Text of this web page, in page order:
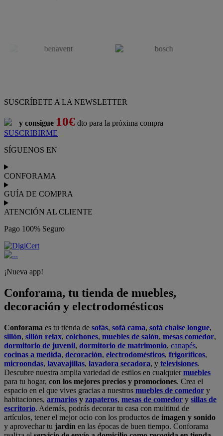
SUSCRÍBETE A LA NEWSLETTER
y consigue 10€ dto para la próxima compra
SUSCRIBIRME
SÍGUENOS EN
CONFORAMA
GUÍA DE COMPRA
ATENCIÓN AL CLIENTE
Pago 100% Seguro
¡Nueva app!
Conforama, tu tienda de muebles,
decoración y electrodomésticos
Conforama es tu tienda de sofás, sofá cama, sofá chaise longue,
sillón, sillón relax, colchones, muebles de salón, mesas comedor,
dormitorio de juvenil, dormitorio de matrimonio, canapés,
cocinas a medida, decoración, electrodomésticos, frigoríficos,
microondas, lavavajillas, lavadora secadora, y televisiones.
Descubre nuestra amplia variedad de estilos en cualquiermuebles
para tu hogar, con los mejores precios y promociones. Crea el
espacio en el que vives gracias a nuestros muebles de comedor y
habitaciones, armarios y zapateros, mesas de comedor y sillas de
escritorio. Además, podrás decorar tu casa con multitud de
artículos, tener el mejor ocio con los productos de imagen y sonido
y aprovechar tu jardín en las épocas de buen tiempo. Conforama